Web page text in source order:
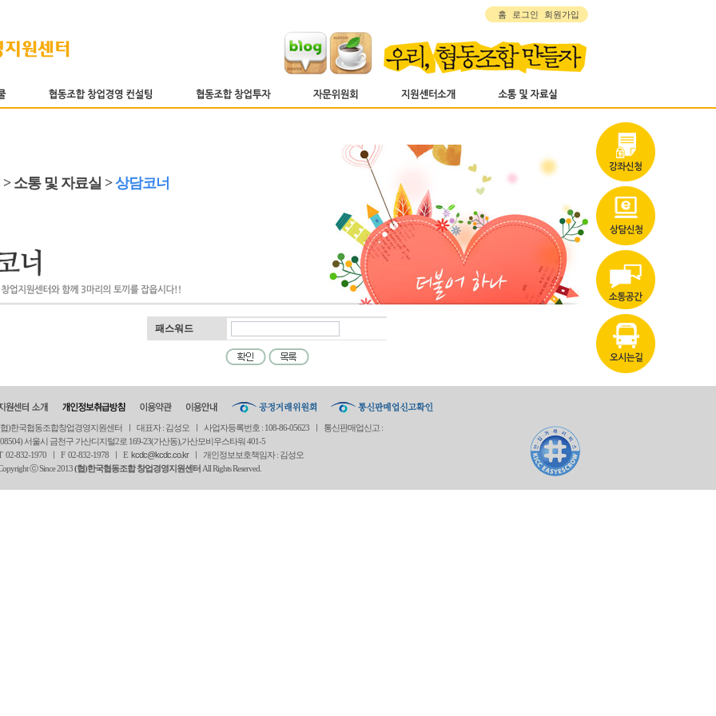
홈 로그인 회원가입
소통 및 자료실 >상담코너
패스워드
)한국협동조합창업경영지원센터 ㅣ 대표자 : 김성오 ㅣ 사업자등록번호 : 108-86-05623 ㅣ 통신판매업신고 :
서울시 금천구 가산디지털2로 169-23(가산동),가산모비우스타워 401-5
02-832-1970 ㅣ F 02-832-1978 ㅣ E kcdc@kcdc.co.krㅣ 개인정보보호책임자 : 김성오
ⓒ Since 2013(협)한국협동조합 창업경영지원센터 All Rights Reserved.